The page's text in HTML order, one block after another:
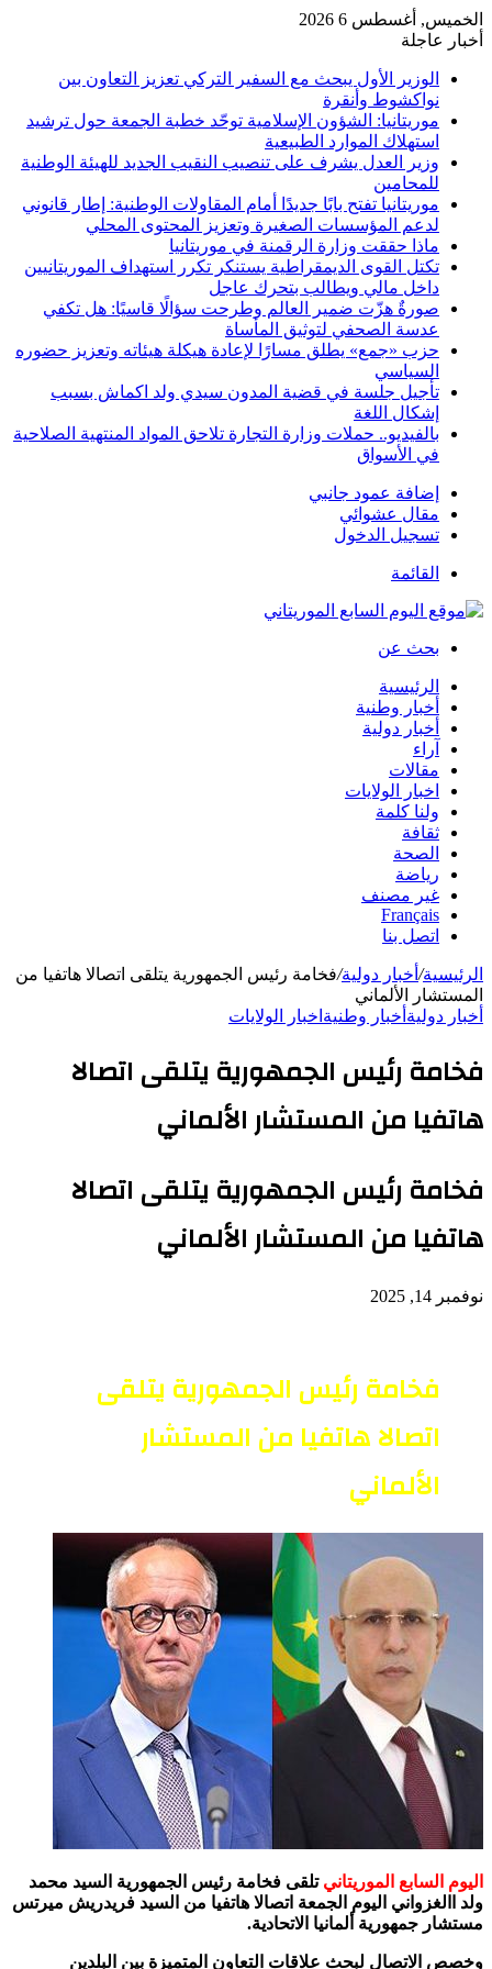
الخميس, أغسطس 6 2026
أخبار عاجلة
الوزير الأول يبحث مع السفير التركي تعزيز التعاون بين
نواكشوط وأنقرة
موريتانيا: الشؤون الإسلامية توحّد خطبة الجمعة حول ترشيد
استهلاك الموارد الطبيعية
وزير العدل يشرف على تنصيب النقيب الجديد للهيئة الوطنية
للمحامين
موريتانيا تفتح بابًا جديدًا أمام المقاولات الوطنية: إطار قانوني
لدعم المؤسسات الصغيرة وتعزيز المحتوى المحلي
ماذا حققت وزارة الرقمنة في موريتانيا
تكتل القوى الديمقراطية يستنكر تكرر استهداف الموريتانيين
داخل مالي ويطالب بتحرك عاجل
صورةٌ هزّت ضمير العالم وطرحت سؤالًا قاسيًا: هل تكفي
عدسة الصحفي لتوثيق المأساة
حزب «جمع» يطلق مسارًا لإعادة هيكلة هيئاته وتعزيز حضوره
السياسي
تأجيل جلسة في قضية المدون سيدي ولد اكماش بسبب
إشكال اللغة
بالفيديو.. حملات وزارة التجارة تلاحق المواد المنتهية الصلاحية
في الأسواق
إضافة عمود جانبي
مقال عشوائي
تسجيل الدخول
القائمة
بحث عن
الرئيسية
أخبار وطنية
أخبار دولية
آراء
مقالات
اخبار الولايات
ولنا كلمة
ثقافة
الصحة
رياضة
غير مصنف
Français
اتصل بنا
الرئيسية/ أخبار دولية/فخامة رئيس الجمهورية يتلقى اتصالا هاتفيا من
المستشار الألماني
أخبار دولية أخبار وطنية اخبار الولايات
فخامة رئيس الجمهورية يتلقى اتصالا
هاتفيا من المستشار الألماني
فخامة رئيس الجمهورية يتلقى اتصالا
هاتفيا من المستشار الألماني
نوفمبر 14, 2025
فخامة رئيس الجمهورية يتلقى
اتصالا هاتفيا من المستشار
الألماني
اليوم السابع الموريتاني تلقى فخامة رئيس الجمهورية السيد محمد
ولد االغزواني اليوم الجمعة اتصالا هاتفيا من السيد فريدريش ميرتس
مستشار جمهورية ألمانيا الاتحادية.
وخصص الاتصال لبحث علاقات التعاون المتميزة بين البلدين